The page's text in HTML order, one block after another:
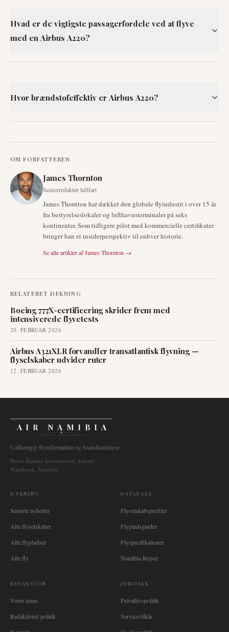
Hvad er de vigtigste passagerfordele ved at flyve
med en Airbus A220?
Hvor brændstofeffektiv er Airbus A220?
OM FORFATTEREN
James Thornton
Seniorredaktør luftfart
James Thornton har dækket den globale flyindustri i over 15 år
fra bestyrelseslokaler og lufthavnsterminaler på seks
kontinenter. Som tidligere pilot med kommercielle certifikater
bringer han et insiderperspektiv til enhver historie.
Se alle artikler afJames Thornton →
RELATERET DÆKNING
Boeing 777X-certificering skrider frem med
intensiverede flyvetests
20. FEBRUAR 2026
Airbus A321XLR forvandler transatlantisk flyvning —
flyselskaber udvider ruter
12. FEBRUAR 2026
AIR NAMIBIA
AVIATION INTELLIGENCE
Uafhængig flyinformation og brancheanalyse.
Hosea Kutako International Airport
Windhoek, Namibia
DÆKNING
Seneste nyheder
Alle flyselskaber
Alle flypladser
Alle fly
DATABASE
Flyselskabsprofiler
Flypladsguider
Flyspecifikationer
Namibia Rejser
REDAKTION
Vores team
Redaktionel politik
JURIDISK
Privatlivspolitik
Servicevilkår